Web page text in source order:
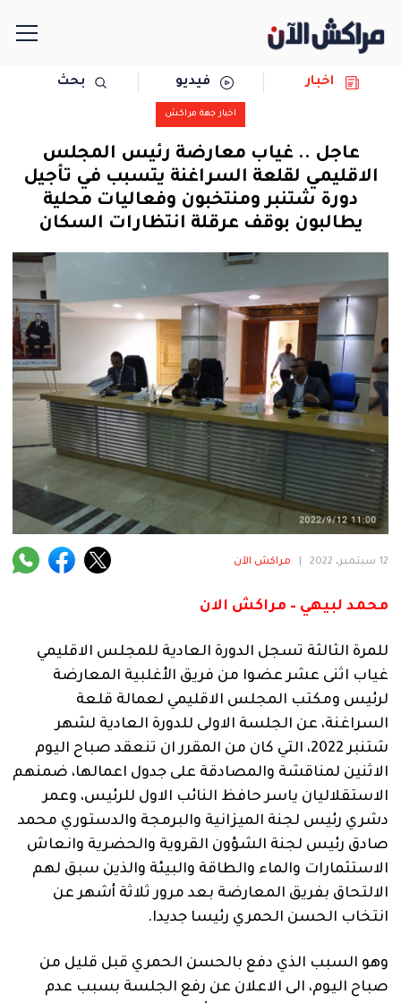
سياسة
رياضة
دولية
المرأة
فنية
منوعة
آراء
اخبار فيديو بحث
اخبار جهة مراكش
عاجل .. غياب معارضة رئيس المجلس
الاقليمي لقلعة السراغنة يتسبب في تأجيل
دورة شتنبر ومنتخبون وفعاليات محلية
يطالبون بوقف عرقلة انتظارات السكان
12 سبتمبر، 2022 مراكش الآن
محمد لبيهي – مراكش الان
للمرة الثالثة تسجل الدورة العادية للمجلس الاقليمي
غياب اثنى عشر عضوا من فريق الأغلبية المعارضة
لرئيس ومكتب المجلس الاقليمي لعمالة قلعة
السراغنة، عن الجلسة الاولى للدورة العادية لشهر
شتنبر 2022، التي كان من المقرر ان تنعقد صباح اليوم
الاثنين لمناقشة والمصادقة على جدول اعمالها، ضمنهم
الاستقلاليان ياسر حافظ النائب الاول للرئيس، وعمر
دشري رئيس لجنة الميزانية والبرمجة والدستوري محمد
صادق رئيس لجنة الشؤون القروية والحضرية وانعاش
الاستثمارات والماء والطاقة والبيئة والذين سبق لهم
الالتحاق بفريق المعارضة بعد مرور ثلاثة أشهر عن
انتخاب الحسن الحمري رئيسا جديدا.
وهو السبب الذي دفع بالحسن الحمري قبل قليل من
صباح اليوم، الى الاعلان عن رفع الجلسة بسبب عدم